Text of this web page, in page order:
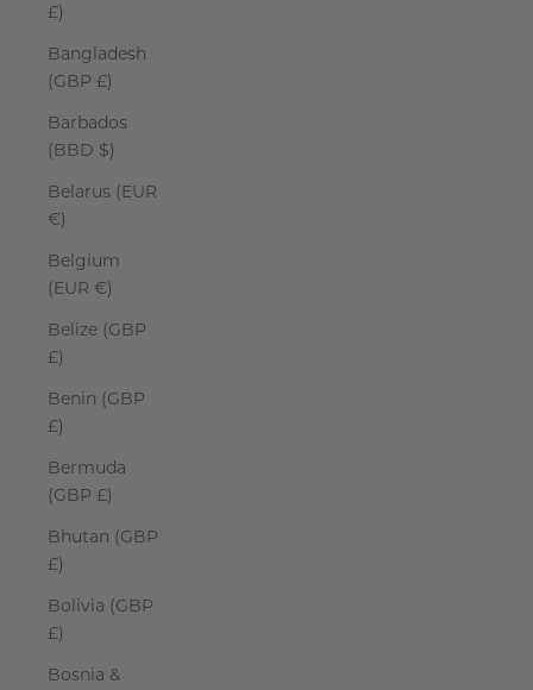
£)
Bangladesh
(GBP £)
Barbados
(BBD $)
Belarus (EUR
€)
Belgium
(EUR €)
Belize (GBP
£)
Benin (GBP
£)
Bermuda
(GBP £)
Bhutan (GBP
£)
Bolivia (GBP
£)
Bosnia &